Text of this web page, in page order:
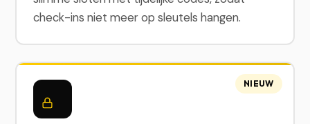
check-ins niet meer op sleutels hangen.
NIEUW